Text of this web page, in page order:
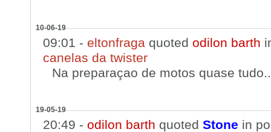
10-06-19
09:01 - eltonfraga quoted odilon barth
canelas da twister
Na preparaçao de motos quase
19-05-19
20:49 - odilon barth quoted Stone in